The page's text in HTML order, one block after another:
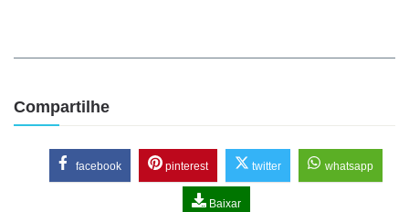
Compartilhe
facebook pinterest twitter whatsapp
Baixar